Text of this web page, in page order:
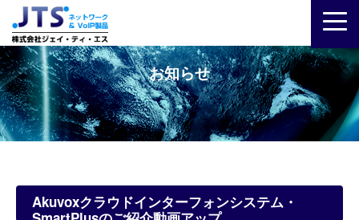
お知らせ
Akuvoxクラウドインターフォンシステム・